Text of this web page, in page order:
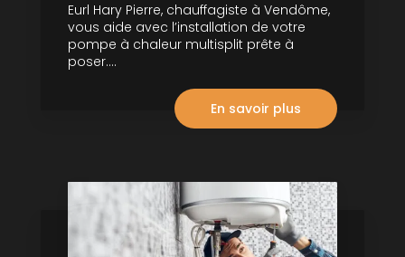
Eurl Hary Pierre, chauffagiste à Vendôme,
vous aide avec l’installation de votre
pompe à chaleur multisplit prête à
poser....
En savoir plus